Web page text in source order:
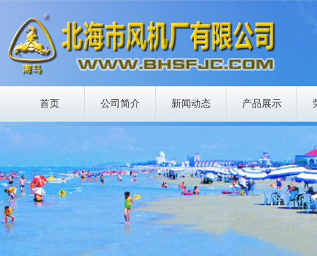
首页 公司简介 新闻动态 产品展示